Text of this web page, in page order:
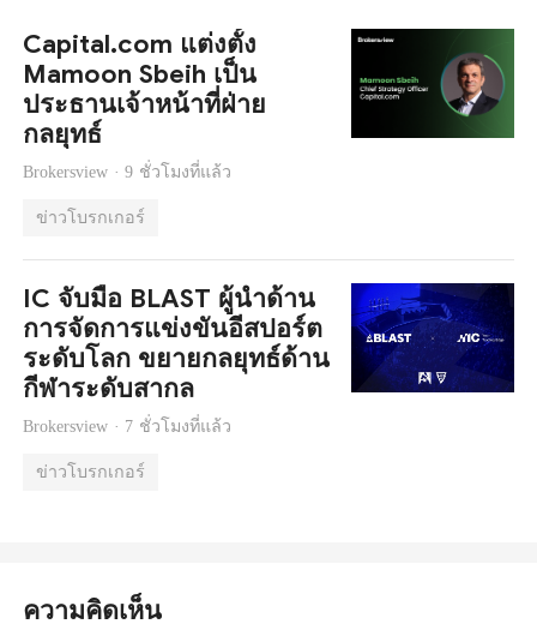
Capital.com แต่งตั้ง
Mamoon Sbeih เป็น
ประธานเจ้าหน้าที่ฝ่าย
กลยุทธ์
Brokersview · 9 ชั่วโมงที่แล้ว
ข่าวโบรกเกอร์
IC จับมือ BLAST ผู้นำด้าน
การจัดการแข่งขันอีสปอร์ต
ระดับโลก ขยายกลยุทธ์ด้าน
กีฬาระดับสากล
Brokersview · 7 ชั่วโมงที่แล้ว
ข่าวโบรกเกอร์
ความคิดเห็น